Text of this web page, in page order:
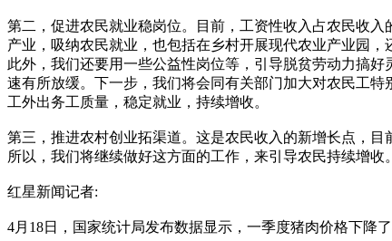
第二，促进农民就业稳岗位。目前，工资性收入占农民收
产业，吸纳农民就业，也包括在乡村开展现代农业产业园
此外，我们还要用一些公益性岗位等，引导脱贫劳动力搞
速有所放缓。下一步，我们将会同有关部门加大对农民工
工外出务工质量，稳定就业，持续增收。
第三，推进农村创业拓渠道。这是农民收入的新增长点，目
所以，我们将继续做好这方面的工作，来引导农民持续增收
红星新闻记者:
4月18日，国家统计局发布数据显示，一季度猪肉价格下降